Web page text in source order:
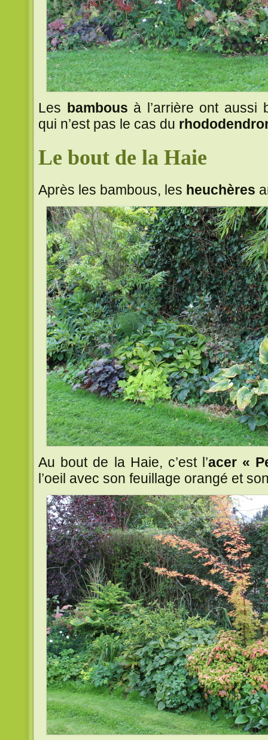
Les bambous à l’arrière ont aussi
qui n’est pas le cas du
Le bout de la Haie
Après les bambous, les heuchères
Au bout de la Haie, c’est l’acer «
l’oeil avec son feuillage orangé et